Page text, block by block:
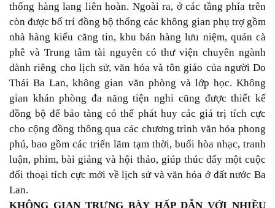
thống hàng lang liên hoàn. Ngoài ra, ở các tầng phía trên
còn được bố trí đồng bộ thống các không gian phụ trợ gồm
nhà hàng kiểu căng tin, khu bán hàng lưu niệm, quán cà
phê và Trung tâm tài nguyên có thư viện chuyên ngành
dành riêng cho lịch sử, văn hóa và tôn giáo của người Do
Thái Ba Lan, không gian văn phòng và lớp học. Không
gian khán phòng đa năng tiện nghi cũng được thiết kế
đồng bộ để bảo tàng có thể phát huy các giá trị tích cực
cho cộng đồng thông qua các chương trình văn hóa phong
phú, bao gồm các triển lãm tạm thời, buổi hòa nhạc, tranh
luận, phim, bài giảng và hội thảo, giúp thúc đẩy một cuộc
đối thoại tích cực mới về lịch sử và văn hóa ở đất nước Ba
Lan.
KHÔNG GIAN TRƯNG BÀY HẤP DẪN VỚI NHIỀU